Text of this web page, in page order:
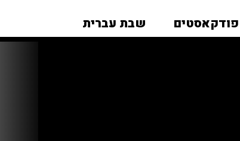
פודקאסטים שבת עברית